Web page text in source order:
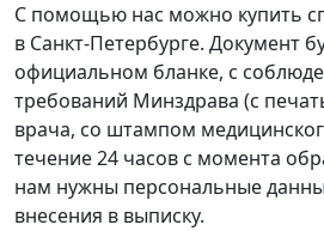
С помощью нас можно купить
в Санкт-Петербурге. Документ
официальном бланке, с
требований Минздрава (с
врача, со штампом
течение 24 часов с момента
нам нужны персональные
внесения в выписку.